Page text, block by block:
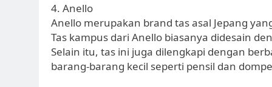
4. Anello
Anello merupakan brand tas asal Jepang
Tas kampus dari Anello biasanya didesain
Selain itu, tas ini juga dilengkapi dengan
barang-barang kecil seperti pensil dan